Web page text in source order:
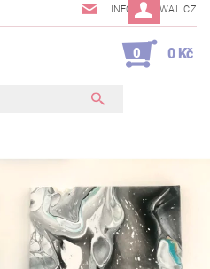
INFO@FLOWAL.CZ
0 0 Kč